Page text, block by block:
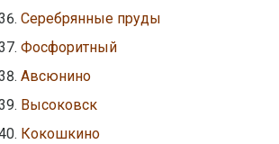
Серебрянные пруды
Фосфоритный
Авсюнино
Высоковск
Кокошкино